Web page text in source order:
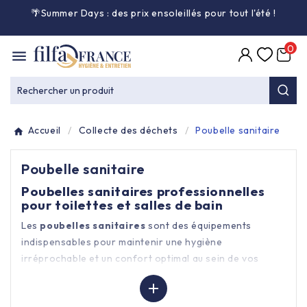
🌴Summer Days : des prix ensoleillés pour tout l'été!

Entretien général
Équipement & matériel 
Produit d'accueil 
Hygiène mains 
Rechercher un produit
0
Accueil Collecte des déchets Poubelle sanitaire
Poubelle sanitaire
Poubelles sanitaires professionnelles
pour toilettes et salles de bain
Les poubelles sanitaires sont des équipements
indispensables pour maintenir une hygiène
irréprochable et un confort optimal au sein de vos
Filfa Francea sélectionné pour vous
une gamme complète de collecteurs intérieurs conçus
